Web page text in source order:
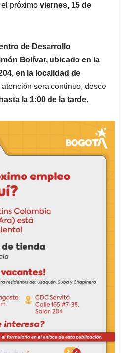
próximo viernes, 15 de
de Desarrollo
Bolívar, ubicado en la
en la localidad de
atención será continuo, desde
la 1:00 de la tarde.